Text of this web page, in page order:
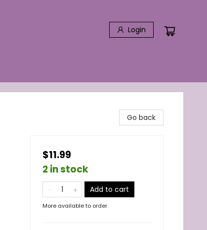
Login
Go back
$11.99
2 in stock
Add to cart
More available to order